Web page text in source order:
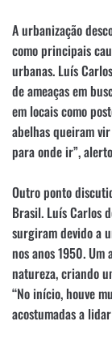
A urbanização
como principais
urbanas. Luís
de ameaças em
em locais como
abelhas queiram
para onde ir”,
Outro ponto
Brasil. Luís Carlos
surgiram devido a
nos anos 1950.
natureza, criando
“No início, houve
acostumadas a